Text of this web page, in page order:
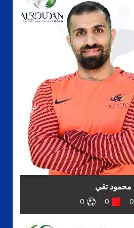
محمود تقي
0
0
0